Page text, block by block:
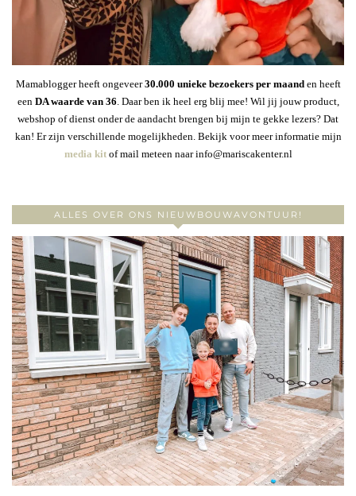
Mamablogger heeft ongeveer30.000 unieke bezoekers per maanden heeft
een DA waarde van 36. Daar ben ik heel erg blij mee! Wil jij jouw product,
webshop of dienst onder de aandacht brengen bij mijn te gekke lezers? Dat
kan! Er zijn verschillende mogelijkheden. Bekijk voor meer informatie mijn
media kitof mail meteen naar info@mariscakenter.nl
ALLES OVER ONS NIEUWBOUWAVONTUUR!